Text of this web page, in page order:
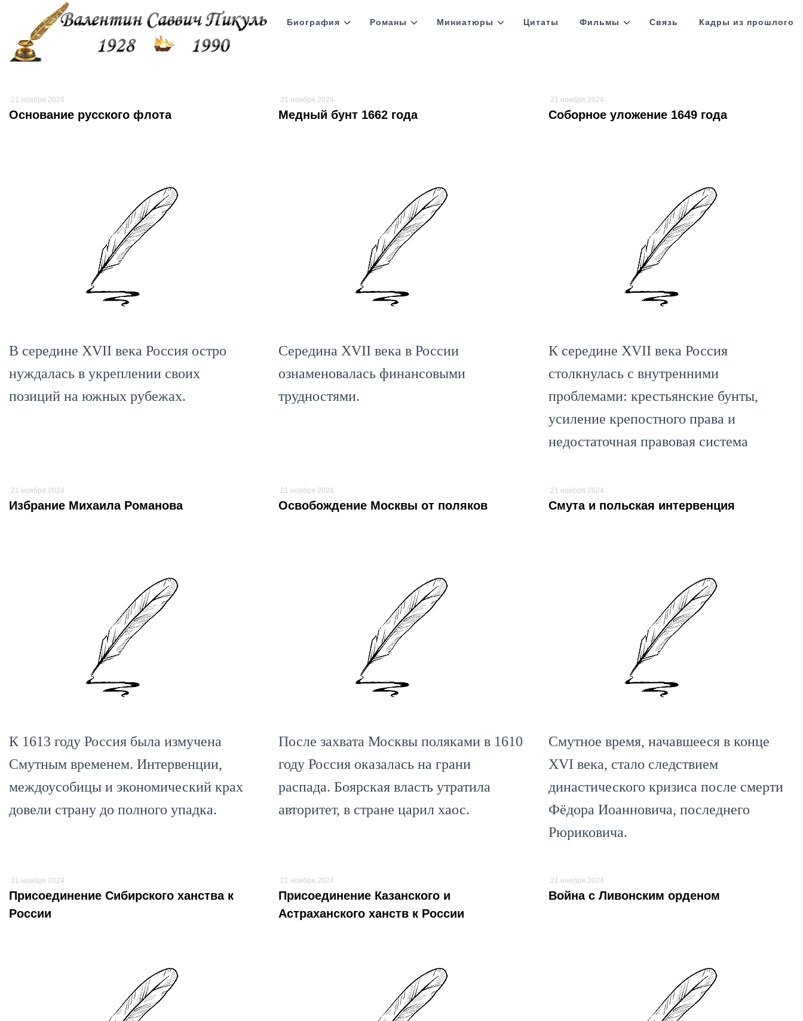
Биография Романы Миниатюры Цитаты Фильмы Связь Кадры из прошлого
21 ноября 2024
Основание русского флота
В середине XVII века Россия остро
нуждалась в укреплении своих
позиций на южных рубежах.
21 ноября 2024
Медный бунт 1662 года
Середина XVII века в России
ознаменовалась финансовыми
трудностями.
21 ноября 2024
Соборное уложение 1649 года
К середине XVII века Россия
столкнулась с внутренними
проблемами: крестьянские бунты,
усиление крепостного права и
недостаточная правовая система
21 ноября 2024
Избрание Михаила Романова
К 1613 году Россия была измучена
Смутным временем. Интервенции,
междоусобицы и экономический крах
довели страну до полного упадка.
21 ноября 2024
Освобождение Москвы от поляков
После захвата Москвы поляками в 1610
году Россия оказалась на грани
распада. Боярская власть утратила
авторитет, в стране царил хаос.
21 ноября 2024
Смута и польская интервенция
Смутное время, начавшееся в конце
XVI века, стало следствием
династического кризиса после смерти
Фёдора Иоанновича, последнего
Рюриковича.
21 ноября 2024
Присоединение Сибирского ханства к
России
21 ноября 2024
Присоединение Казанского и
Астраханского ханств к России
21 ноября 2024
Война с Ливонским орденом